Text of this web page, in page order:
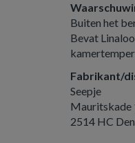
Buiten het
Bevat
Fabrikant/
Seepje
Mauritskade
2514 HC